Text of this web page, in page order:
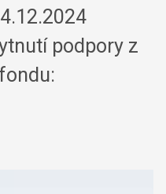
podpory z